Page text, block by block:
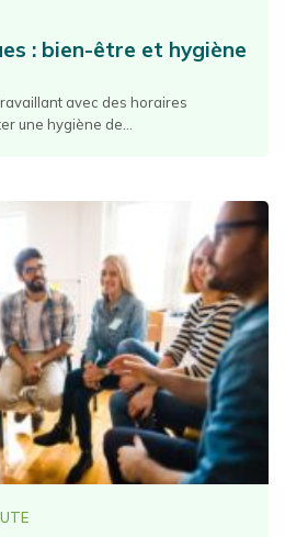
: bien-être et hygiène
avec des horaires
une hygiène de...